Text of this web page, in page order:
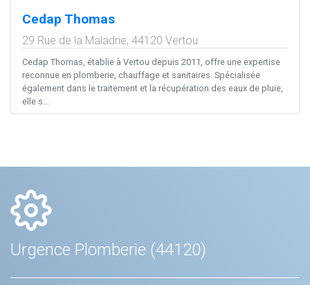
Cedap Thomas
29 Rue de la Maladrie, 44120 Vertou
Cedap Thomas, établie à Vertou depuis 2011, offre une expertise
reconnue en plomberie, chauffage et sanitaires. Spécialisée
également dans le traitement et la récupération des eaux de pluie,
elle s...
Urgence Plomberie (44120)